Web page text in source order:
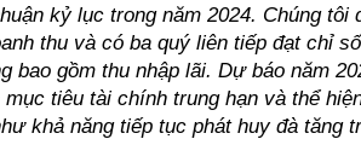
kỷ lục trong năm 2024. Chúng tôi
thu và có ba quý liên tiếp đạt chỉ
bao gồm thu nhập lãi. Dự báo năm
tiêu tài chính trung hạn và thể
khả năng tiếp tục phát huy đà tăng